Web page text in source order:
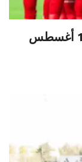
الأهلي يواجه بادالونا الإسباني وديًا 12 أغسطس